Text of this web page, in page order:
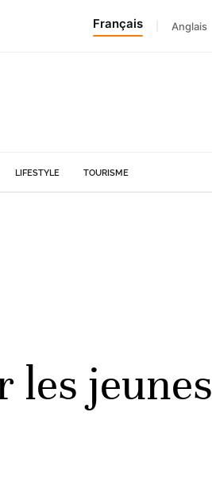
Français Anglais
LIFESTYLE TOURISME
les jeunes